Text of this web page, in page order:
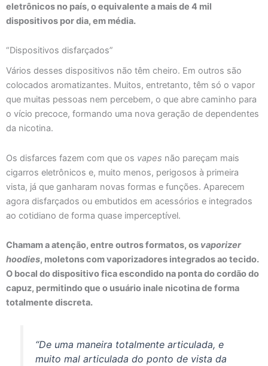
eletrônicos no país, o equivalente a mais de 4 mil
dispositivos por dia, em média.
“Dispositivos disfarçados”
Vários desses dispositivos não têm cheiro. Em outros são
colocados aromatizantes. Muitos, entretanto, têm só o vapor
que muitas pessoas nem percebem, o que abre caminho para
o vício precoce, formando uma nova geração de dependentes
da nicotina.
Os disfarces fazem com que os vapes não pareçam mais
cigarros eletrônicos e, muito menos, perigosos à primeira
vista, já que ganharam novas formas e funções. Aparecem
agora disfarçados ou embutidos em acessórios e integrados
ao cotidiano de forma quase imperceptível.
Chamam a atenção, entre outros formatos, os vaporizer
hoodies, moletons com vaporizadores integrados ao tecido.
O bocal do dispositivo fica escondido na ponta do cordão do
capuz, permitindo que o usuário inale nicotina de forma
totalmente discreta.
“De uma maneira totalmente articulada, e
muito mal articulada do ponto de vista da